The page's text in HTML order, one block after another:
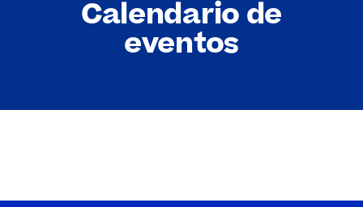
Calendario de
eventos